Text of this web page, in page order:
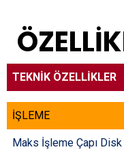
TEKNİK ÖZELLİKLER
İŞLEME
Maks İşleme Çapı